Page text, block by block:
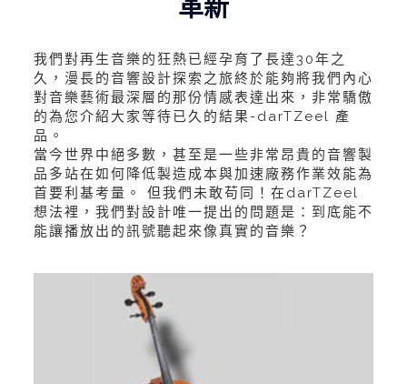
革新
我們對再生音樂的狂熱已經孕育了長達30年之
久，漫長的音響設計探索之旅終於能夠將我們內心
對音樂藝術最深層的那份情感表達出來，非常驕傲
的為您介紹大家等待已久的結果-darTZeel 產
品。
當今世界中絕多數，甚至是一些非常昂貴的音響製
品多站在如何降低製造成本與加速廠務作業效能為
首要利基考量。 但我們未敢苟同！在darTZeel
想法裡，我們對設計唯一提出的問題是：到底能不
能讓播放出的訊號聽起來像真實的音樂？